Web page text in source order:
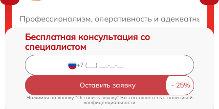
Профессионализм, оперативность и адекватные
Бесплатная консультация со
специалистом
Оставить заявку
Нажимая на кнопку "Оставить заявку" Вы соглашаетесь cполитикой
конфиденциальности